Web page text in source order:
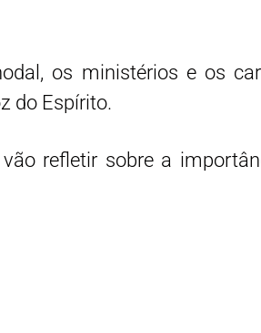
os ministérios e os
do Espírito.
refletir sobre a